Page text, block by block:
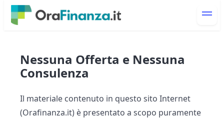
Nessuna Offerta e Nessuna
Consulenza
Il materiale contenuto in questo sito Internet
(Orafinanza.it) è presentato a scopo puramente